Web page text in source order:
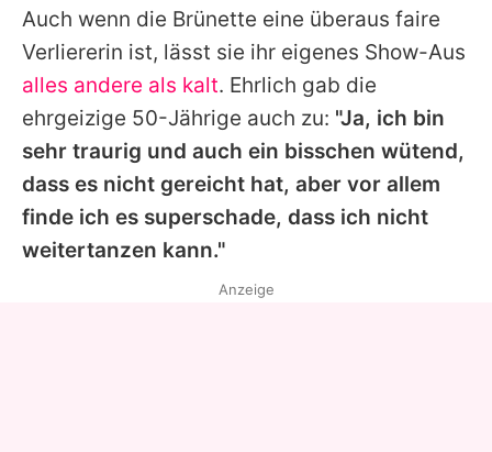
Auch wenn die Brünette eine überaus faire
Verliererin ist, lässt sie ihr eigenes Show-Aus
alles andere als kalt. Ehrlich gab die
ehrgeizige 50-Jährige auch zu: "Ja, ich bin
sehr traurig und auch ein bisschen wütend,
dass es nicht gereicht hat, aber vor allem
finde ich es superschade, dass ich nicht
weitertanzen kann."
Anzeige